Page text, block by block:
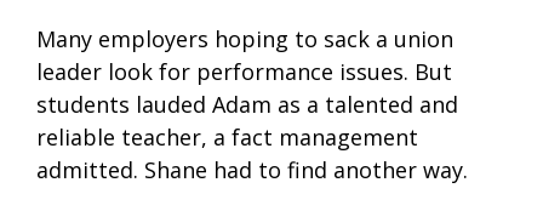
Many employers hoping to sack a union
leader look for performance issues. But
students lauded Adam as a talented and
reliable teacher, a fact management
admitted. Shane had to find another way.